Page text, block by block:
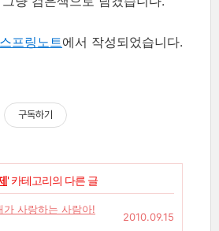
스프링노트에서 작성되었습니다.
구독하기
' 카테고리의 다른 글
사랑하는 사람아!
2010.09.15